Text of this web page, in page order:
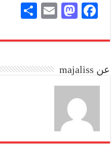
Fa
bo
M
to
n
E
ail
re
عن majaliss